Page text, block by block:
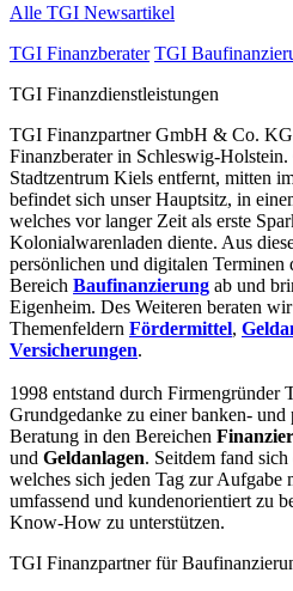
Alle TGI Newsartikel
TGI Finanzberater TGI
TGI Finanzdienstleistungen
TGI Finanzpartner GmbH & Co.
Finanzberater in Schleswig-
Stadtzentrum Kiels entfernt, mitten
befindet sich unser Hauptsitz, in
welches vor langer Zeit als erste
Kolonialwarenladen diente. Aus
persönlichen und digitalen Terminen
Bereich Baufinanzierung ab und
Eigenheim. Des Weiteren beraten
Themenfeldern Fördermittel,
Versicherungen.
1998 entstand durch Firmengründer
Grundgedanke zu einer banken- und
Beratung in den Bereichen
und Geldanlagen. Seitdem fand sich
welches sich jeden Tag zur Aufgabe
umfassend und kundenorientiert zu
Know-How zu unterstützen.
TGI Finanzpartner für